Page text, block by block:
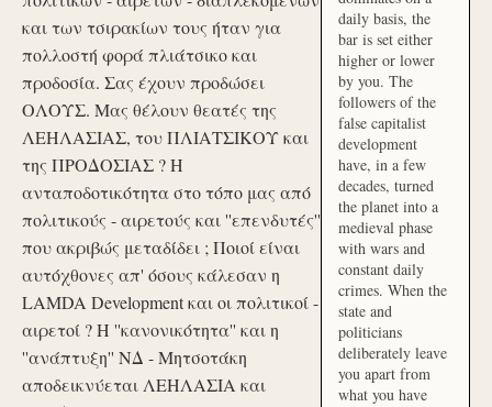
και των τσιρακίων τους ήταν για
πολλοστή φορά πλιάτσικο και
προδοσία. Σας έχουν προδώσει
ΟΛΟΥΣ. Μας θέλουν θεατές της
ΛΕΗΛΑΣΙΑΣ, του ΠΛΙΑΤΣΙΚΟΥ και
της ΠΡΟΔΟΣΙΑΣ ? Η
ανταποδοτικότητα στο τόπο μας από
πολιτικούς - αιρετούς και ''επενδυτές''
που ακριβώς μεταδίδει ; Ποιοί είναι
αυτόχθονες απ' όσους κάλεσαν η
LAMDA Development και οι πολιτικοί -
αιρετοί ? Η ''κανονικότητα'' και η
''ανάπτυξη'' ΝΔ - Μητσοτάκη
αποδεικνύεται ΛΕΗΛΑΣΙΑ και
daily basis, the
bar is set either
higher or lower
by you. The
followers of the
false capitalist
development
have, in a few
decades, turned
the planet into a
medieval phase
with wars and
constant daily
crimes. When the
state and
politicians
deliberately leave
you apart from
what you have